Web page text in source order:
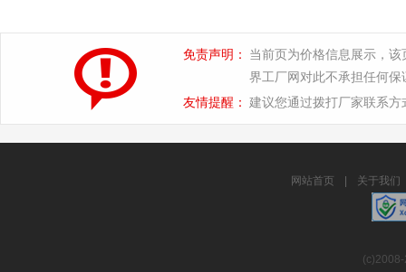
免责声明：
当前页为价格信息展示，
界工厂网对此不承担任何保
友情提醒： 建议您通过拨打厂家联系
网站首页 关于我们